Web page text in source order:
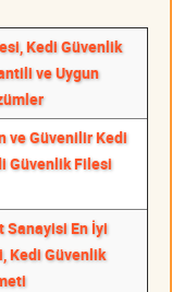
Kedi Güvenlik
ve Uygun
ve Güvenilir Kedi
Güvenlik Filesi
Sanayisi En İyi
Kedi Güvenlik